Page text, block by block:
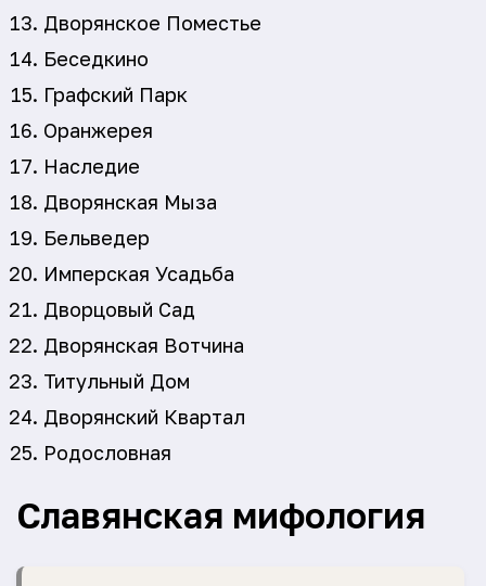
Дворянское Поместье
Беседкино
Графский Парк
Оранжерея
Наследие
Дворянская Мыза
Бельведер
Имперская Усадьба
Дворцовый Сад
Дворянская Вотчина
Титульный Дом
Дворянский Квартал
Родословная
Славянская мифология